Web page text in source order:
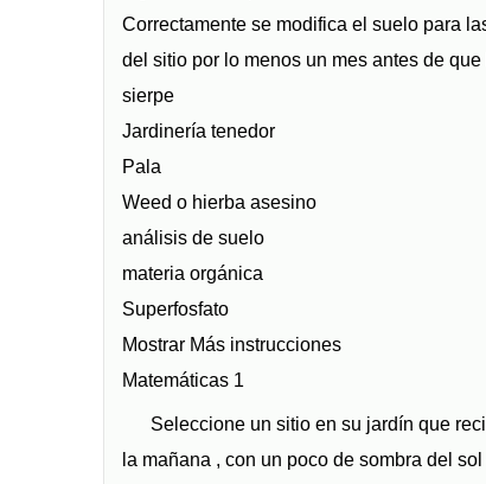
Correctamente se modifica el suelo para
del sitio por lo menos un mes antes de
sierpe
Jardinería tenedor
Pala
Weed o hierba asesino
análisis de suelo
materia orgánica
Superfosfato
Mostrar Más instrucciones
Matemáticas 1
Seleccione un sitio en su jardín que
la mañana , con un poco de sombra del